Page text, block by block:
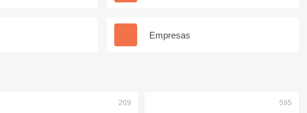
Empresas